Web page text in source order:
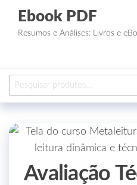
Ebook PDF
Resumos e Análises: Livros e
Avaliação